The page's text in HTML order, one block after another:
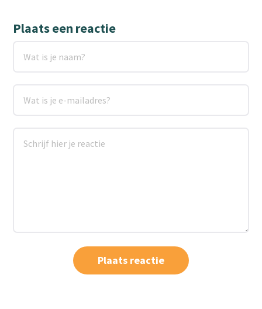
Plaats een reactie